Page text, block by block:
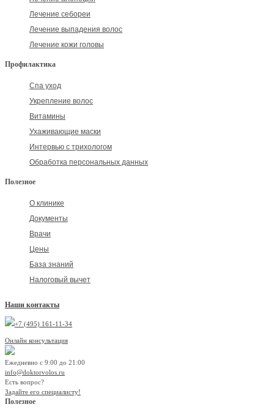
Лечение себореи
Лечение выпадения волос
Лечение кожи головы
Профилактика
Спа уход
Укрепление волос
Витамины
Ухаживающие маски
Интервью с трихологом
Обработка персональных данных
Полезное
О клинике
Документы
Врачи
Цены
База знаний
Налоговый вычет
Наши контакты
+7 (495) 161-11-34
Онлайн консультация
Ежедневно с 9:00 до 21:00
info@doktorvolos.ru
Есть вопрос?
Задайте его специалисту!
Полезное